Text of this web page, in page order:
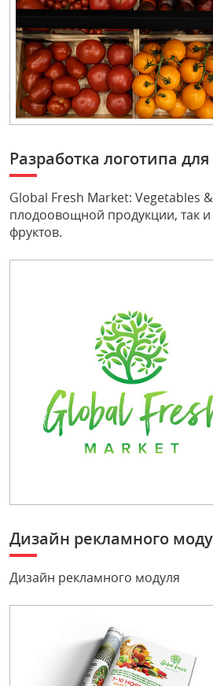
Разработка логотипа
Global Fresh Market: Vegetables
плодоовощной продукции, так
фруктов.
Дизайн рекламного
Дизайн рекламного модуля